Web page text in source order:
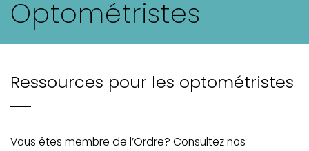
Optométristes
Ressources pour les optométristes
Vous êtes membre de l’Ordre? Consultez nos